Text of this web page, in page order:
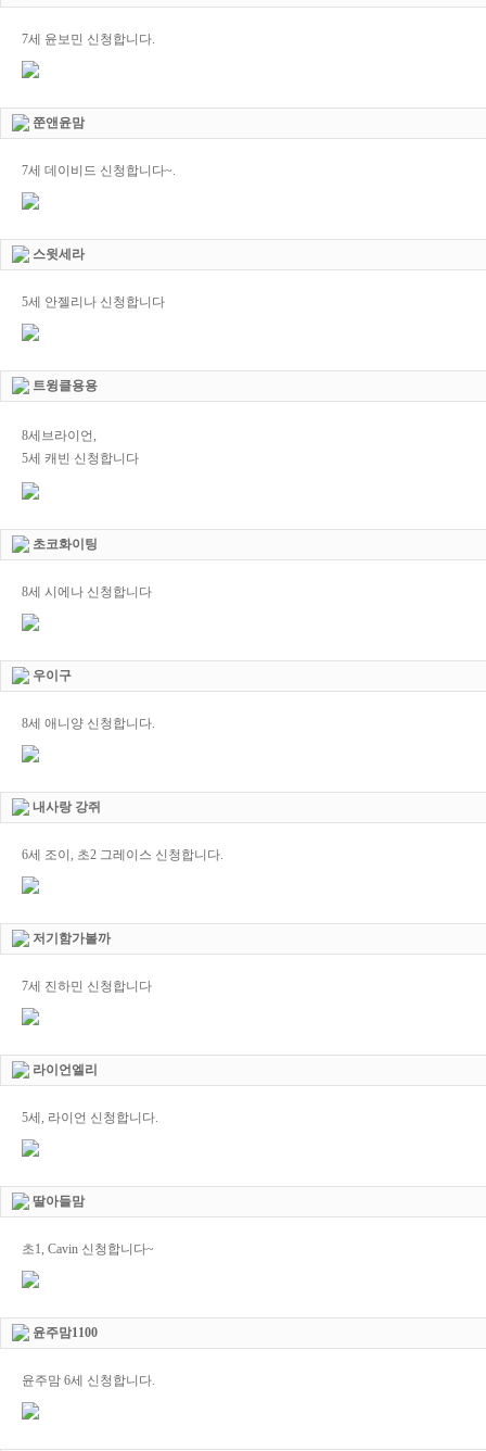
7세 윤보민 신청합니다.
쭌앤윤맘
7세 데이비드 신청합니다~.
스윗세라
5세 안젤리나 신청합니다
트윙클용용
8세브라이언,
5세 캐빈 신청합니다
초코화이팅
8세 시에나 신청합니다
우이구
8세 애니양 신청합니다.
내사랑 강쥐
6세 조이, 초2 그레이스 신청합니다.
저기함가볼까
7세 진하민 신청합니다
라이언엘리
5세, 라이언 신청합니다.
딸아들맘
초1, Cavin 신청합니다~
윤주맘1100
윤주맘 6세 신청합니다.